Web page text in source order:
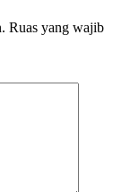
Ruas yang wajib